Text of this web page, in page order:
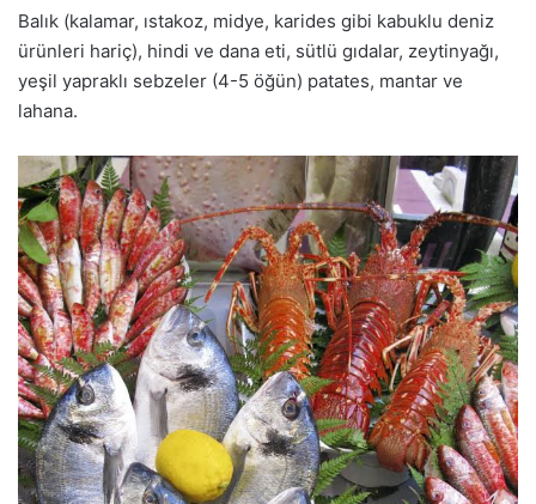
Balık (kalamar, ıstakoz, midye, karides gibi kabuklu deniz
ürünleri hariç), hindi ve dana eti, sütlü gıdalar, zeytinyağı,
yeşil yapraklı sebzeler (4-5 öğün) patates, mantar ve
lahana.